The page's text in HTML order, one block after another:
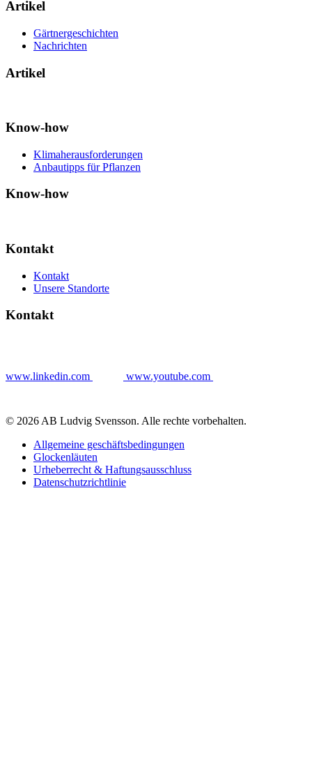
Artikel
Gärtnergeschichten
Nachrichten
Artikel
Know-how
Klimaherausforderungen
Anbautipps für Pflanzen
Know-how
Kontakt
Kontakt
Unsere Standorte
Kontakt
www.linkedin.com www.youtube.com
© 2026 AB Ludvig Svensson. Alle rechte vorbehalten.
Allgemeine geschäftsbedingungen
Glockenläuten
Urheberrecht & Haftungsausschluss
Datenschutzrichtlinie